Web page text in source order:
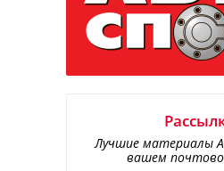
Лучшие материалы
вашем